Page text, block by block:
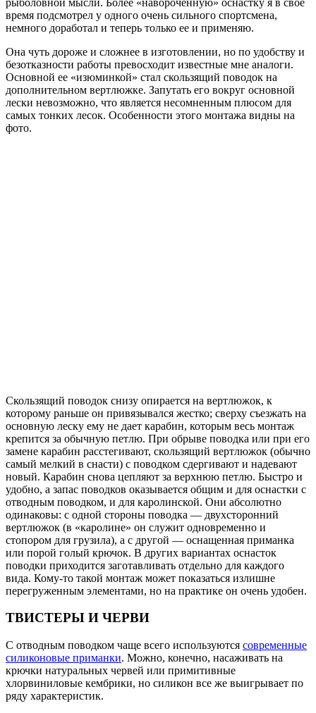
время подсмотрел у одного очень сильного спортсмена,
немного доработал и теперь только ее и применяю.
Она чуть дороже и сложнее в изготовлении, но по удобству и
безотказности работы превосходит известные мне аналоги.
Основной ее «изюминкой» стал скользящий поводок на
дополнительном вертлюжке. Запутать его вокруг основной
лески невозможно, что является несомненным плюсом для
самых тонких лесок. Особенности этого монтажа видны на
фото.
Скользящий поводок снизу опирается на вертлюжок, к
которому раньше он привязывался жестко; сверху съезжать на
основную леску ему не дает карабин, которым весь монтаж
крепится за обычную петлю. При обрыве поводка или при его
замене карабин расстегивают, скользящий вертлюжок (обычно
самый мелкий в снасти) с поводком сдергивают и надевают
новый. Карабин снова цепляют за верхнюю петлю. Быстро и
удобно, а запас поводков оказывается общим и для оснастки с
отводным поводком, и для каролинской. Они абсолютно
одинаковы: с одной стороны поводка — двухсторонний
вертлюжок (в «каролине» он служит одновременно и
стопором для грузила), а с другой — оснащенная приманка
или порой голый крючок. В других вариантах оснасток
поводки приходится заготавливать отдельно для каждого
вида. Кому-то такой монтаж может показаться излишне
перегруженным элементами, но на практике он очень удобен.
ТВИСТЕРЫ И ЧЕРВИ
С отводным поводком чаще всего используются современные
силиконовые приманки. Можно, конечно, насаживать на
крючки натуральных червей или примитивные
хлорвиниловые кембрики, но силикон все же выигрывает по
ряду характеристик.